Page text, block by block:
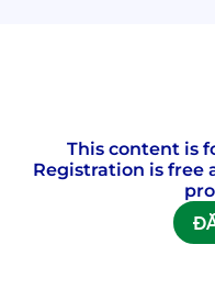
This content is
Registration is free